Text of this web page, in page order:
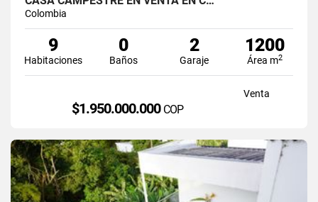
Colombia
9
Habitaciones
0
Baños
2
Garaje
1200
Área m2
Venta
$1.950.000.000 COP